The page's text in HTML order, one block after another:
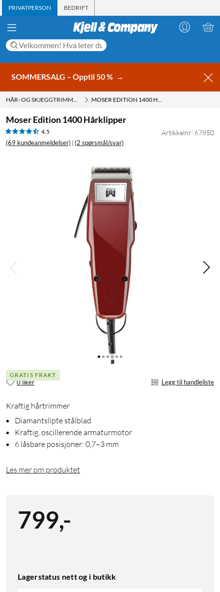
PRIVATPERSON BEDRIFT
SOMMERSALG – Opptil 50 % →
HÅR- OG SKJEGGTRIMMER MOSER EDITION 1400 HÅRKLIPPER
Moser Edition 1400 Hårklipper
4.5
(69 kundeanmeldelser) | (2 spørsmål/svar)
Artikkelnr: 67850
GRATIS FRAKT
0 liker Legg til handleliste
Kraftig hårtrimmer
Diamantslipte stålblad
Kraftig, oscillerende armaturmotor
6 låsbare posisjoner: 0,7–3 mm
Les mer om produktet
799,-
Lagerstatus nett og i butikk